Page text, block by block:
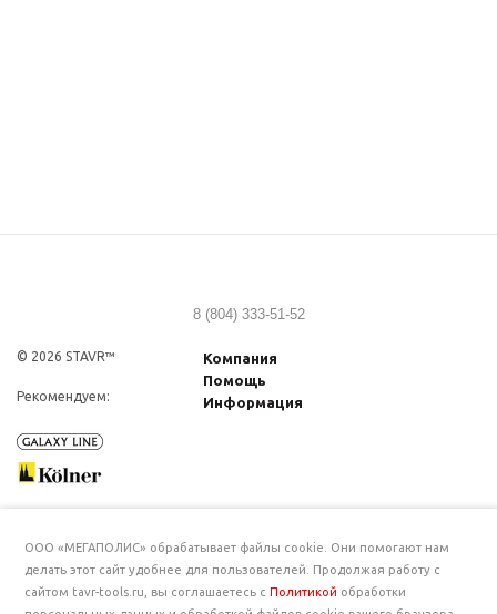
8 (804) 333-51-52
© 2026 STAVR™
Рекомендуем:
Компания
Помощь
Информация
ООО «МЕГАПОЛИС» обрабатывает файлы cookie. Они помогают нам
делать этот сайт удобнее для пользователей. Продолжая работу с
сайтом tavr-tools.ru, вы соглашаетесь сПолитикой обработки